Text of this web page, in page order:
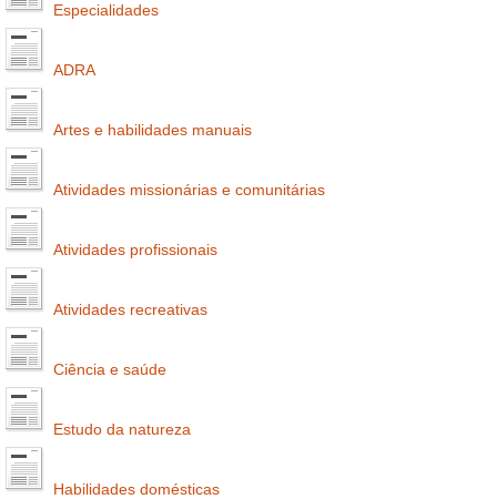
Especialidades
ADRA
Artes e habilidades manuais
Atividades missionárias e comunitárias
Atividades profissionais
Atividades recreativas
Ciência e saúde
Estudo da natureza
Habilidades domésticas